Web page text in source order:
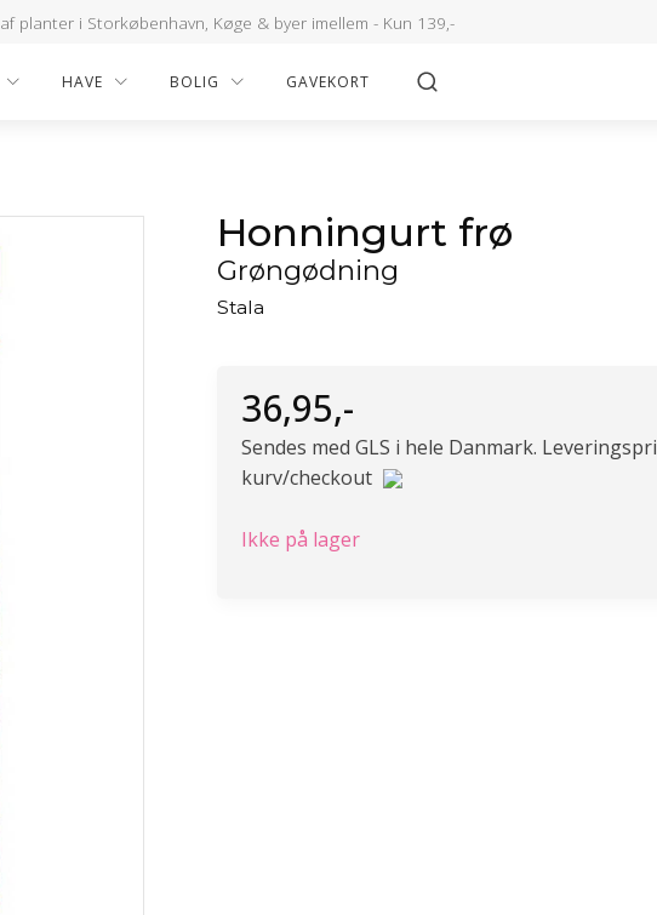
planter i Storkøbenhavn, Køge & byer imellem - Kun 139,-
HAVE BOLIG GAVEKORT
Honningurt frø
Grøngødning
Stala
36,95,-
Sendes med GLS i hele Danmark.
kurv/checkout
Ikke på lager